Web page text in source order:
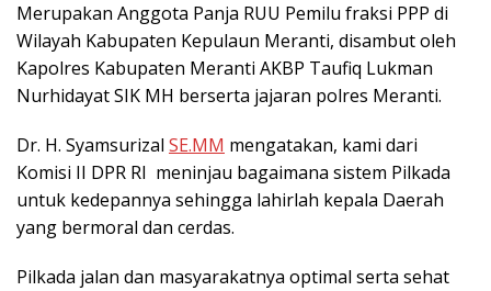
Merupakan Anggota Panja RUU Pemilu fraksi PPP di
Wilayah Kabupaten Kepulaun Meranti, disambut oleh
Kapolres Kabupaten Meranti AKBP Taufiq Lukman
Nurhidayat SIK MH berserta jajaran polres Meranti.
Dr. H. Syamsurizal SE.MM mengatakan, kami dari
Komisi II DPR RI meninjau bagaimana sistem Pilkada
untuk kedepannya sehingga lahirlah kepala Daerah
yang bermoral dan cerdas.
Pilkada jalan dan masyarakatnya optimal serta sehat